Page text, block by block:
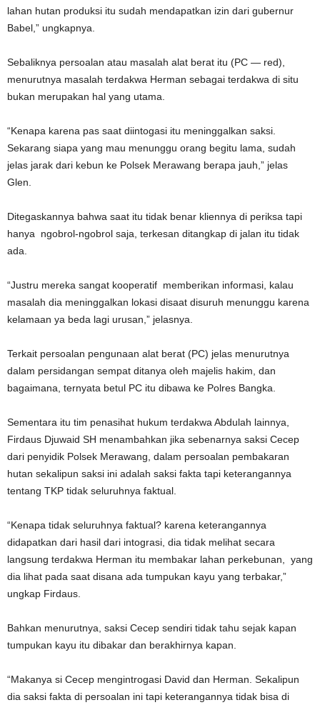
lahan hutan produksi itu sudah mendapatkan izin dari gubernur
Babel,” ungkapnya.
Sebaliknya persoalan atau masalah alat berat itu (PC — red),
menurutnya masalah terdakwa Herman sebagai terdakwa di situ
bukan merupakan hal yang utama.
“Kenapa karena pas saat diintogasi itu meninggalkan saksi.
Sekarang siapa yang mau menunggu orang begitu lama, sudah
jelas jarak dari kebun ke Polsek Merawang berapa jauh,” jelas
Glen.
Ditegaskannya bahwa saat itu tidak benar kliennya di periksa tapi
hanya ngobrol-ngobrol saja, terkesan ditangkap di jalan itu tidak
ada.
“Justru mereka sangat kooperatif memberikan informasi, kalau
masalah dia meninggalkan lokasi disaat disuruh menunggu karena
kelamaan ya beda lagi urusan,” jelasnya.
Terkait persoalan pengunaan alat berat (PC) jelas menurutnya
dalam persidangan sempat ditanya oleh majelis hakim, dan
bagaimana, ternyata betul PC itu dibawa ke Polres Bangka.
Sementara itu tim penasihat hukum terdakwa Abdulah lainnya,
Firdaus Djuwaid SH menambahkan jika sebenarnya saksi Cecep
dari penyidik Polsek Merawang, dalam persoalan pembakaran
hutan sekalipun saksi ini adalah saksi fakta tapi keterangannya
tentang TKP tidak seluruhnya faktual.
“Kenapa tidak seluruhnya faktual? karena keterangannya
didapatkan dari hasil dari intograsi, dia tidak melihat secara
langsung terdakwa Herman itu membakar lahan perkebunan, yang
dia lihat pada saat disana ada tumpukan kayu yang terbakar,”
ungkap Firdaus.
Bahkan menurutnya, saksi Cecep sendiri tidak tahu sejak kapan
tumpukan kayu itu dibakar dan berakhirnya kapan.
“Makanya si Cecep mengintrogasi David dan Herman. Sekalipun
dia saksi fakta di persoalan ini tapi keterangannya tidak bisa di